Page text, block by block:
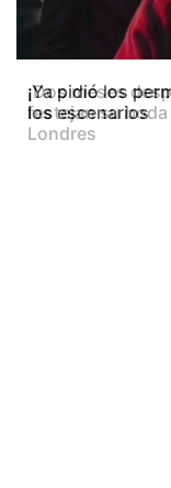
¡Dos meses
festejan su
Londres